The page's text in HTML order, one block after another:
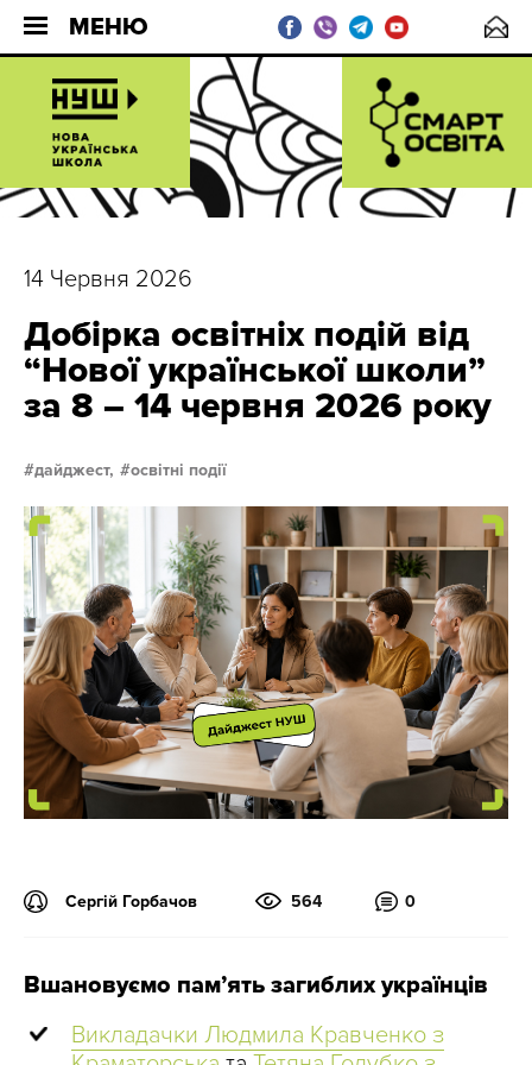
МЕНЮ
14 Червня 2026
Добірка освітніх подій від
“Нової української школи”
за 8 – 14 червня 2026 року
дайджест, освітні події
Сергій Горбачов 564 0
Вшановуємо пам’ять загиблих українців
Викладачки Людмила Кравченко з